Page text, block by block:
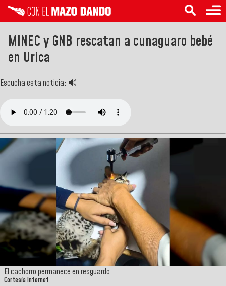
MINEC y GNB rescatan a cunaguaro bebé
en Urica
Escucha esta noticia: 🔊
El cachorro permanece en resguardo
Cortesía Internet